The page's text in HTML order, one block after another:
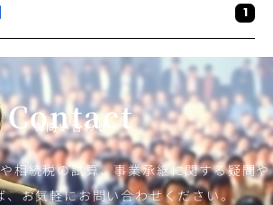
1
Contact
お問い合わせ
相続税の試算、事業承継に関する疑問や
、お気軽にお問い合わせください。